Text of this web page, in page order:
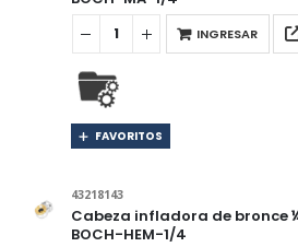
INGRESAR
FAVORITOS
43218143
Cabeza infladora de bronce
BOCH-HEM-1/4